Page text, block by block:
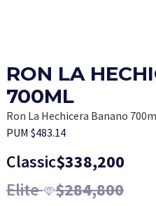
RON LA
700ML
Ron La Hechicera Banano
PUM $483.14
Classic$338,200
Elite $284,800